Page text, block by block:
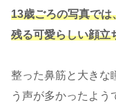
13歳ごろの写真では
残る可愛らしい顔立
整った鼻筋と大きな
う声が多かったよう